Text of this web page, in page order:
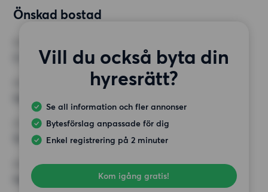
Önskad bostad
Vill du också byta din
hyresrätt?
Se all information och fler annonser
Bytesförslag anpassade för dig
Enkel registrering på 2 minuter
Kom igång gratis!
MINST ANTAL KVADRATMETER
HÖGSTA HYRA
12 000 kr
Inga speciella krav